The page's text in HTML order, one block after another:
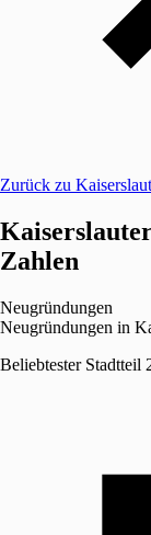
Zurück zu
Zahlen
Neugründungen
Neugründungen in
Beliebtester Stadtteil